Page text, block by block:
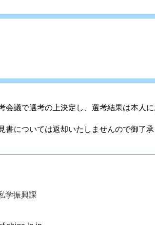
会議で選考の上決定し、選考結果は本人に
書については返却いたしませんので御了承
学振興課